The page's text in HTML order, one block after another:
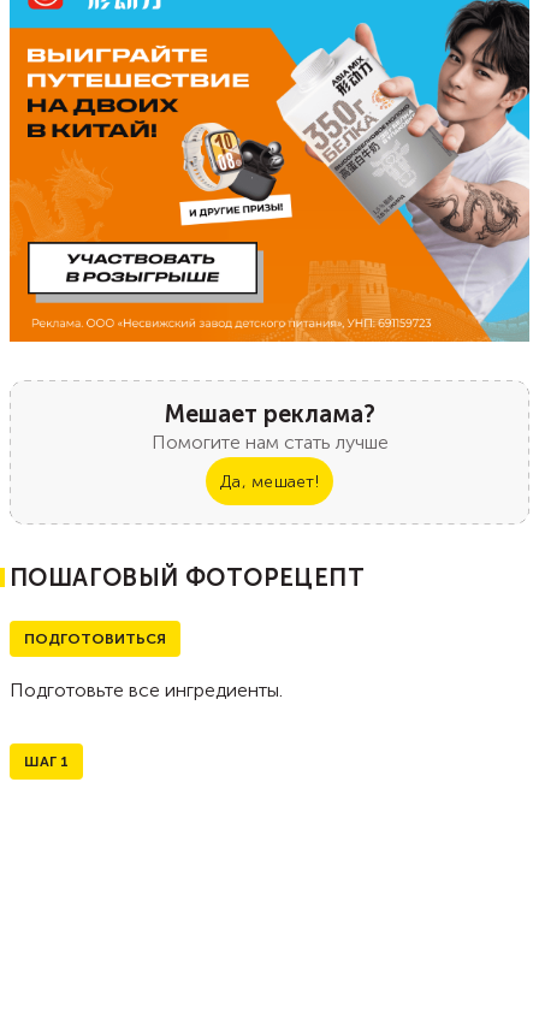
Мешает реклама?
Помогите нам стать лучше
Да, мешает!
ПОШАГОВЫЙ ФОТОРЕЦЕПТ
ПОДГОТОВИТЬСЯ
Подготовьте все ингредиенты.
ШАГ 1